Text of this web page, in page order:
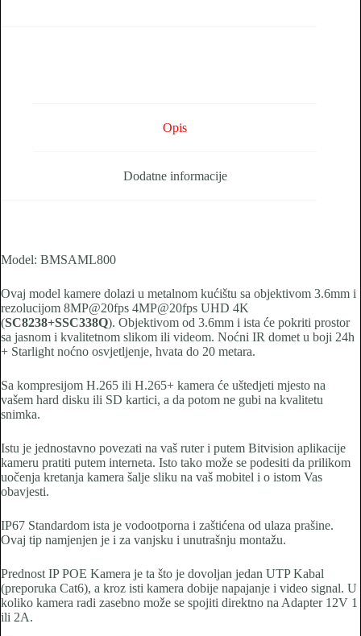
Opis
Dodatne informacije
Model: BMSAML800
Ovaj model kamere dolazi u metalnom kućištu sa objektivom 3.6mm i
rezolucijom 8MP@20fps 4MP@20fps UHD 4K
(SC8238+SSC338Q). Objektivom od 3.6mm i ista će pokriti prostor
sa jasnom i kvalitetnom slikom ili videom. Noćni IR domet u boji 24h
+ Starlight noćno osvjetljenje, hvata do 20 metara.
Sa kompresijom H.265 ili H.265+ kamera će uštedjeti mjesto na
vašem hard disku ili SD kartici, a da potom ne gubi na kvalitetu
snimka.
Istu je jednostavno povezati na vaš ruter i putem Bitvision aplikacije
kameru pratiti putem interneta. Isto tako može se podesiti da prilikom
uočenja kretanja kamera šalje sliku na vaš mobitel i o istom Vas
obavjesti.
IP67 Standardom ista je vodootporna i zaštićena od ulaza prašine.
Ovaj tip namjenjen je i za vanjsku i unutrašnju montažu.
Prednost IP POE Kamera je ta što je dovoljan jedan UTP Kabal
(preporuka Cat6), a kroz isti kamera dobije napajanje i video signal. U
koliko kamera radi zasebno može se spojiti direktno na Adapter 12V 1
ili 2A.